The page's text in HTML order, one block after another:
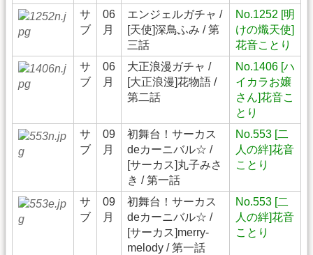
サ
ブ
06
月
エンジェルガチャ /
[天使]深鳥ふみ / 第
三話
No.1252 [明
けの熾天使]
花音ことり
サ
ブ
06
月
大正浪漫ガチャ /
[大正浪漫]花物語 /
第二話
No.1406 [ハ
イカラお嬢
さん]花音こ
とり
サ
ブ
09
月
初舞台！サーカス
deカーニバル☆ /
[サーカス]丸子みさ
き / 第一話
No.553 [二
人の絆]花音
ことり
サ
ブ
09
月
初舞台！サーカス
deカーニバル☆ /
[サーカス]merry-
melody / 第一話
No.553 [二
人の絆]花音
ことり